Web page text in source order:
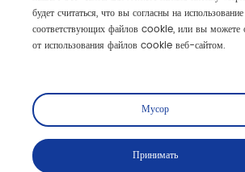
район развития новых технологий Дунху,
г. Ухань, провинция Хубэй
будет считаться, что вы согласны на
соответствующих файлов cookie, или вы можете
от использования файлов cookie веб-сайтом.
Мусор
Принимать